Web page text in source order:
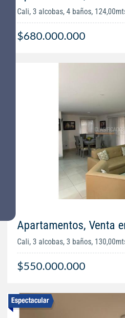
Cali, 3 alcobas, 4 baños,
$680.000.000
Apartamentos, Venta
Cali, 3 alcobas, 3 baños,
$550.000.000